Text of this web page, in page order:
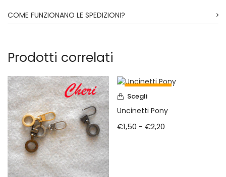
COME FUNZIONANO LE SPEDIZIONI?
Prodotti correlati
In Evidenza
Scegli
Uncinetti Pony
€1,50 - €2,20